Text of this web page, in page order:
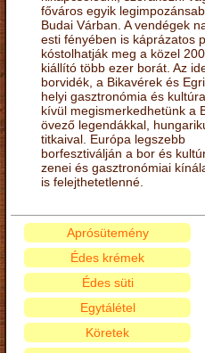
főváros egyik
Budai Várban. A vendégek
esti fényében is káprázatos
kóstolhatják meg a közel
kiállító több ezer borát. Az
borvidék, a Bikavérek és
helyi gasztronómia és
kívül megismerkedhetünk a
övező legendákkal,
titkaival. Európa legszebb
borfesztiválján a bor és
zenei és gasztronómiai
is felejthetetlenné.
Aprósütemény
Édes krémek
Édes süti
Egytálétel
Köretek